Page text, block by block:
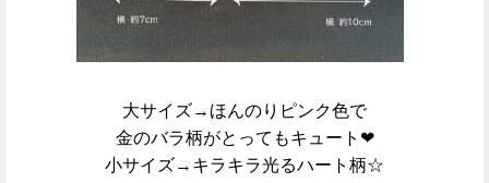
大サイズ→ほんのりピンク色で
金のバラ柄がとってもキュート❤
小サイズ→キラキラ光るハート柄☆